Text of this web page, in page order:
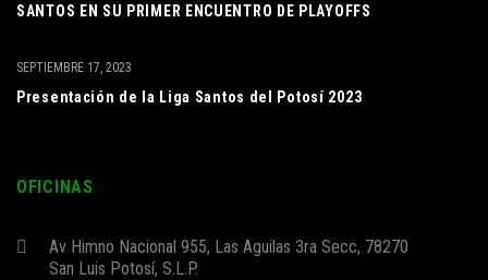
SANTOS EN SU PRIMER ENCUENTRO DE PLAYOFFS
Presentación de la Liga Santos del Potosí 2023
SEPTIEMBRE 17, 2023
OFICINAS
Av Himno Nacional 955, Las Aguilas 3ra Secc, 78270
San Luis Potosí, S.L.P.